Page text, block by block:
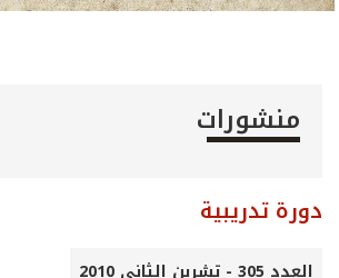
منشورات
دورة تدريبية
العدد 305 - تشرين الثاني 2010